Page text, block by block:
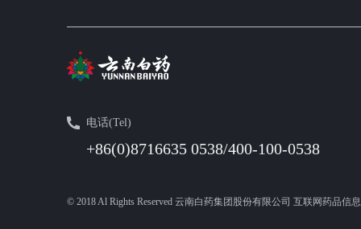
电话(Tel)
+86(0)8716635 0538/400-100-0538
© 2018 Al Rights Reserved 云南白药集团股份有限公司 互联网药品信